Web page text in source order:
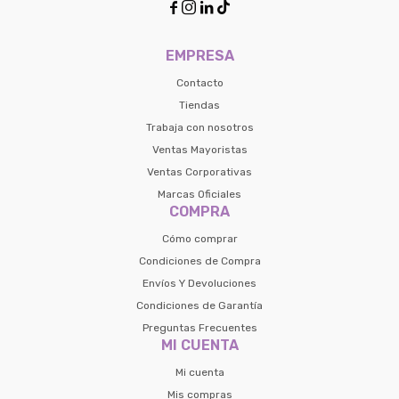
EMPRESA
Contacto
Tiendas
Trabaja con nosotros
Ventas Mayoristas
Ventas Corporativas
Marcas Oficiales
COMPRA
Cómo comprar
Condiciones de Compra
Envíos Y Devoluciones
Condiciones de Garantía
Preguntas Frecuentes
MI CUENTA
Mi cuenta
Mis compras
   
Fecha de nacimiento
Mes Año
Continuar
Elegí tus productos preferidos
contactanos en